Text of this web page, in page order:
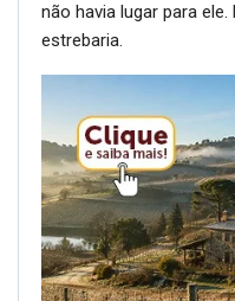
não havia lugar para
estrebaria.